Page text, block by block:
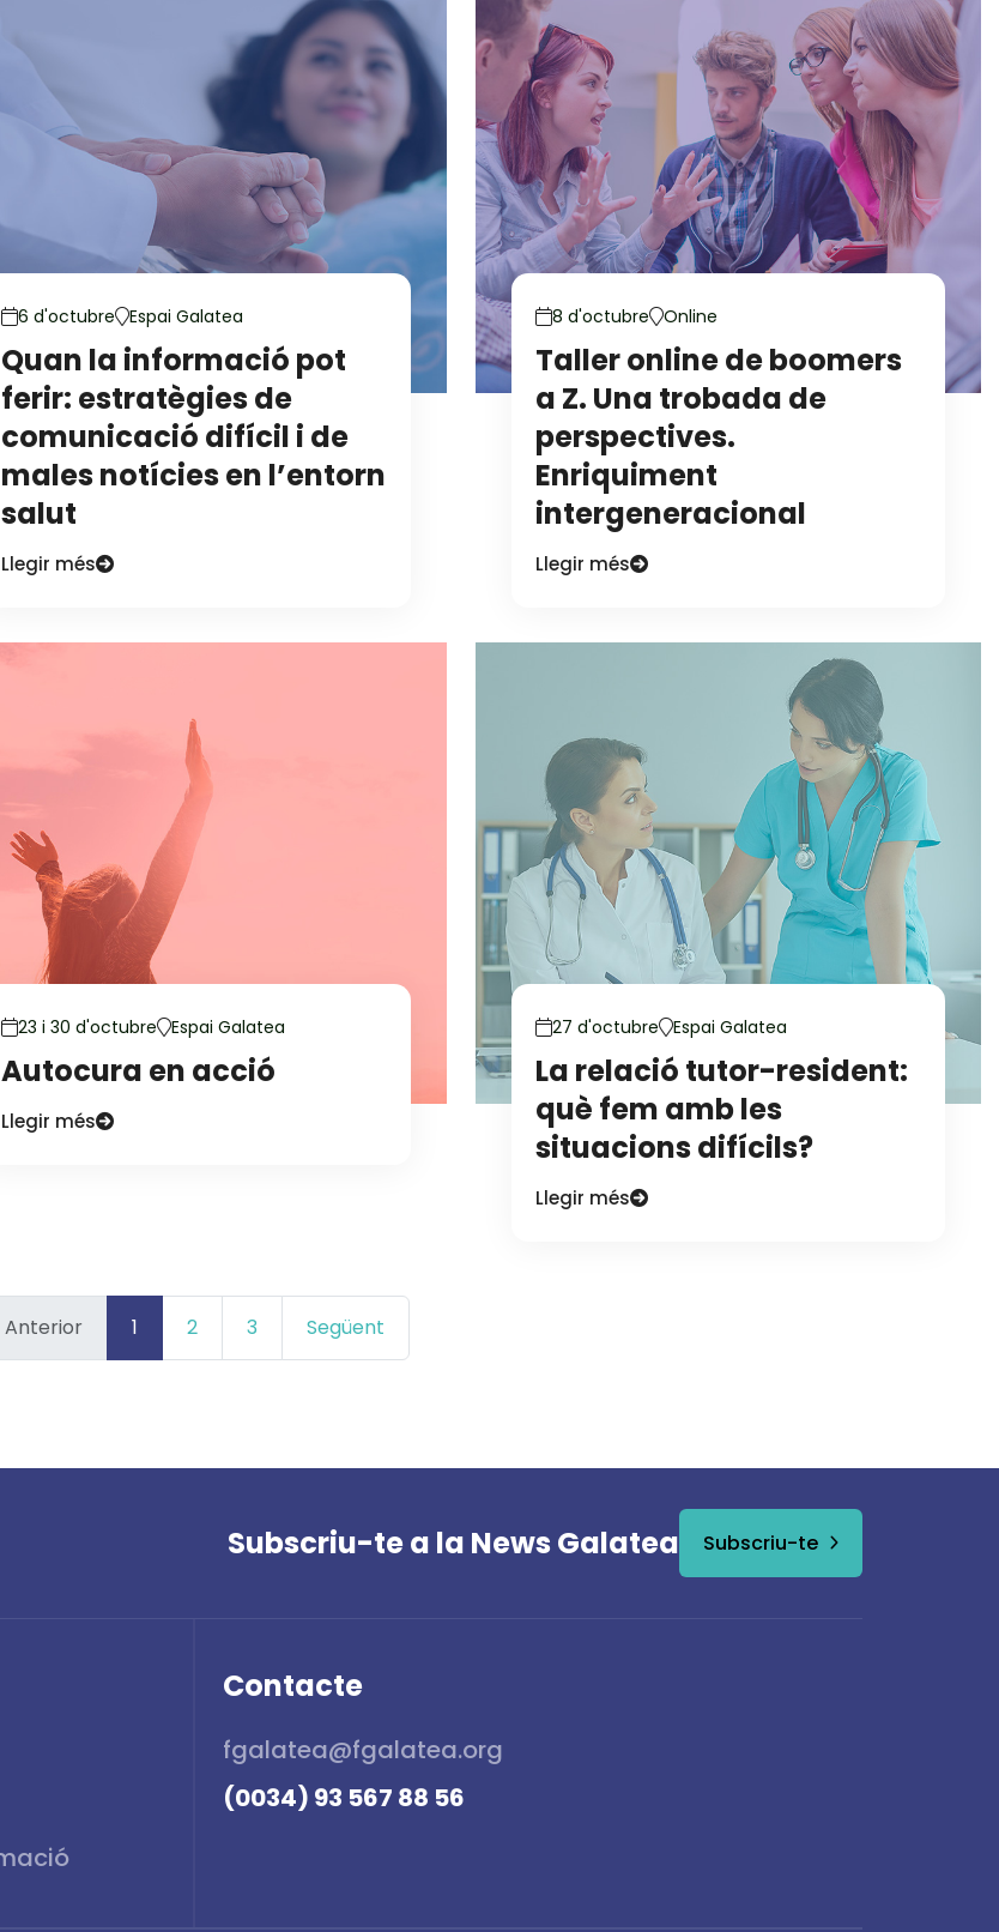
6 d'octubre Espai Galatea
Quan la informació pot
ferir: estratègies de
comunicació difícil i de
males notícies en l’entorn
salut
Llegir més
8 d'octubre Online
Taller online de boomers
a Z. Una trobada de
perspectives.
Enriquiment
intergeneracional
Llegir més
23 i 30 d'octubre Espai Galatea
Autocura en acció
Llegir més
27 d'octubre Espai Galatea
La relació tutor-resident:
què fem amb les
situacions difícils?
Llegir més
Anterior 1 2 3 Següent
Subscriu-te a la News Galatea Subscriu-te
Contacte
fgalatea@fgalatea.org
(0034) 93 567 88 56